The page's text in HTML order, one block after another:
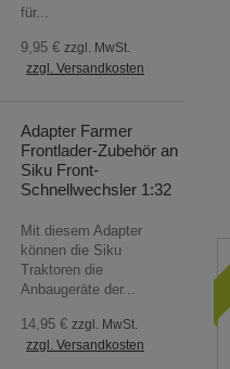
für...
9,95 € zzgl. MwSt.
zzgl. Versandkosten
Adapter Farmer
Frontlader-Zubehör an
Siku Front-
Schnellwechsler 1:32
Mit diesem Adapter
können die Siku
Traktoren die
Anbaugeräte der...
14,95 € zzgl. MwSt.
zzgl. Versandkosten